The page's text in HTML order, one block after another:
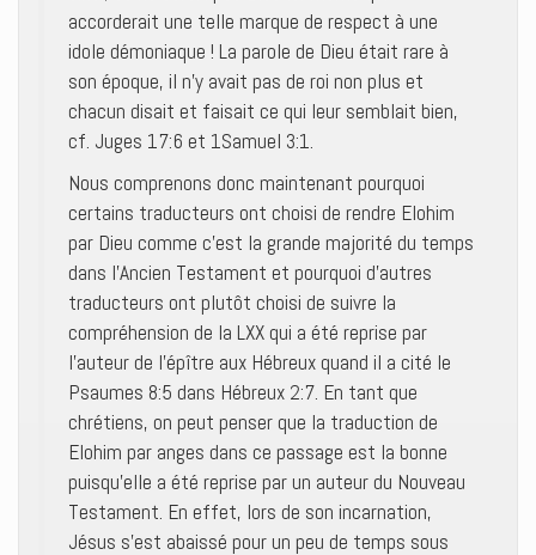
accorderait une telle marque de respect à une
idole démoniaque ! La parole de Dieu était rare à
son époque, il n’y avait pas de roi non plus et
chacun disait et faisait ce qui leur semblait bien,
cf. Juges 17:6 et 1Samuel 3:1.
Nous comprenons donc maintenant pourquoi
certains traducteurs ont choisi de rendre Elohim
par Dieu comme c’est la grande majorité du temps
dans l’Ancien Testament et pourquoi d’autres
traducteurs ont plutôt choisi de suivre la
compréhension de la LXX qui a été reprise par
l’auteur de l’épître aux Hébreux quand il a cité le
Psaumes 8:5 dans Hébreux 2:7. En tant que
chrétiens, on peut penser que la traduction de
Elohim par anges dans ce passage est la bonne
puisqu’elle a été reprise par un auteur du Nouveau
Testament. En effet, lors de son incarnation,
Jésus s’est abaissé pour un peu de temps sous